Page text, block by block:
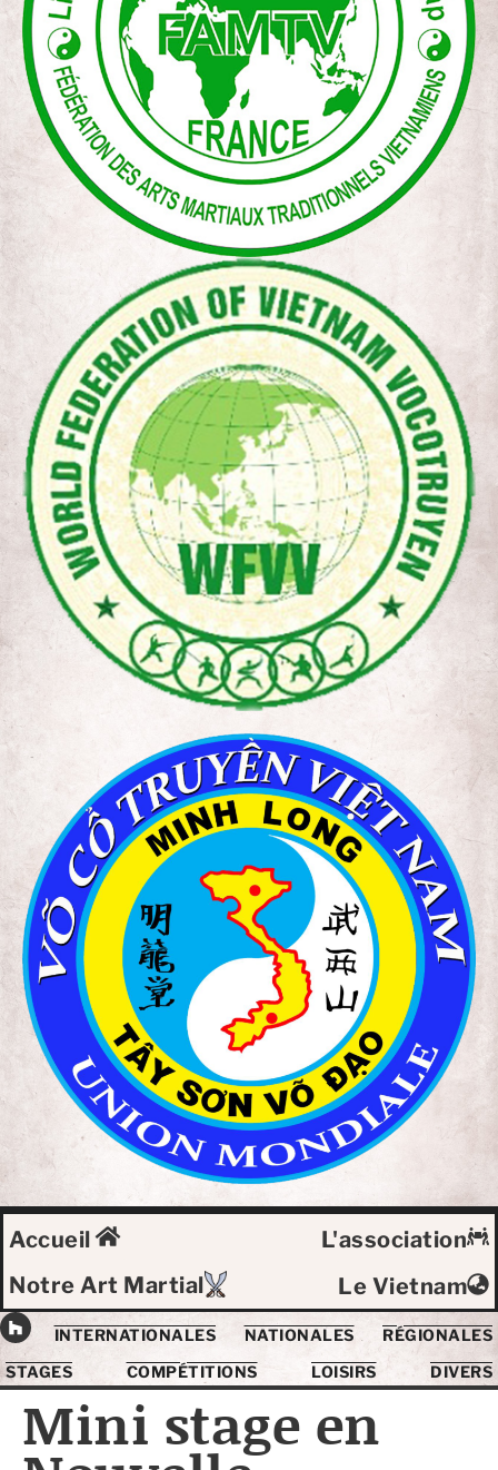
Accueil
L'association
Notre Art Martial
Le Vietnam
INTERNATIONALES NATIONALES
RÉGIONALES
STAGES
COMPÉTITIONS LOISIRS DIVERS
Mini stage en